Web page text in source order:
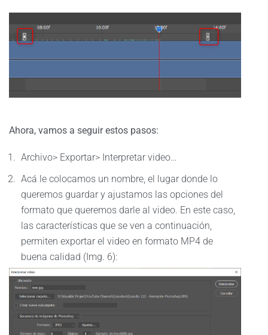
Ahora, vamos a seguir estos pasos:
Archivo> Exportar> Interpretar video…
Acá le colocamos un nombre, el lugar donde lo
queremos guardar y ajustamos las opciones del
formato que queremos darle al video. En este caso,
las características que se ven a continuación,
permiten exportar el video en formato MP4 de
buena calidad (Img. 6):